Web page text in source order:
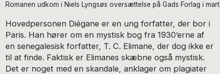
Romanen udkom i Niels Lyngsøs oversættelse på Gads Forlag i
Hovedpersonen Diégane er en ung forfatter, der bor i
Paris. Han hører om en mystisk bog fra 1930’erne af
en senegalesisk forfatter, T. C. Elimane, der dog ikke er
til at finde. Faktisk er Elimanes skæbne også mystisk.
Det er noget med en skandale, anklager om plagiater